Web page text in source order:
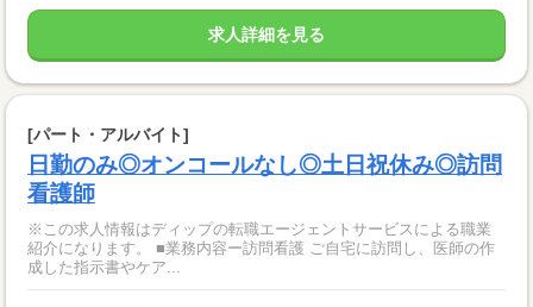
求人詳細を見る
[パート・アルバイト]
日勤のみ◎オンコールなし◎土日祝休み◎訪問
看護師
※この求人情報はディップの転職エージェントサービスによる職業
紹介になります。 ■業務内容ー訪問看護 ご自宅に訪問し、医師の作
成した指示書やケア...